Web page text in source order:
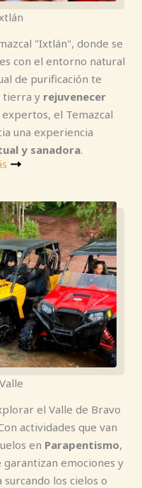
"Ixtlán", donde se
con el entorno natural
de purificación te
tierra y rejuvenecer
el Temazcal
una experiencia
y sanadora.
el Valle de Bravo
actividades que van
en Parapentismo,
emociones y
surcando los cielos o